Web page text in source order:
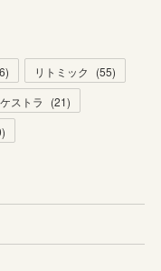
) リトミック (55)
ストラ (21)
)